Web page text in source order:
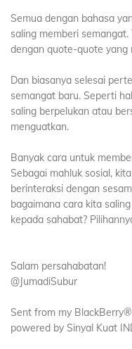
Semua dengan bahasa
saling memberi
dengan quote-quote yang
Dan biasanya selesai
semangat baru. Seperti
saling berpelukan atau
menguatkan.
Banyak cara untuk
Sebagai mahluk sosial,
berinteraksi dengan
bagaimana cara kita
kepada sahabat?
Salam persahabatan!
@JumadiSubur
Sent from my BlackBerry®
powered by Sinyal Kuat